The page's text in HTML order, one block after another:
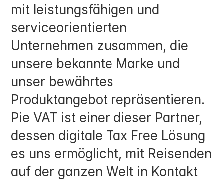
mit leistungsfähigen und
serviceorientierten
Unternehmen zusammen, die
unsere bekannte Marke und
unser bewährtes
Produktangebot repräsentieren.
Pie VAT ist einer dieser Partner,
dessen digitale Tax Free Lösung
es uns ermöglicht, mit Reisenden
auf der ganzen Welt in Kontakt